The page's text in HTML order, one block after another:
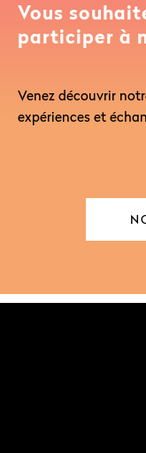
Vous
participer à
Venez découvrir
expériences et